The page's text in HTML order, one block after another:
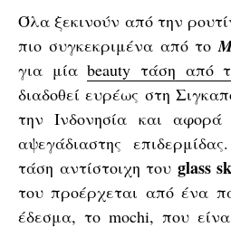
Όλα ξεκινούν από την
πιο συγκεκριμένα από το
για μίαbeauty τάση από
διαδοθεί ευρέως στη
την Ινδονησία και αφορά
αψεγάδιαστης
τάση αντίστοιχη του glass
του προέρχεται από ένα
έδεσμα, το mochi, που